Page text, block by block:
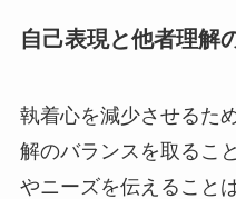
自己表現と他者理解
執着心を減少させるた
解のバランスを取るこ
やニーズを伝えること